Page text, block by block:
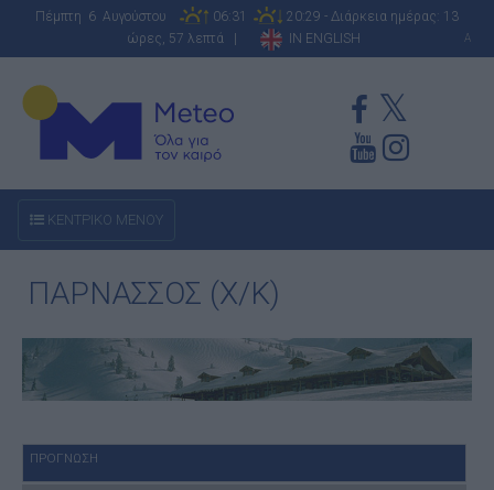
Πέμπτη 6 Αυγούστου 06:31
20:29 - Διάρκεια ημέρας: 13
ώρες, 57 λεπτά |
IN ENGLISH A
ΚΕΝΤΡΙΚΟ ΜΕΝΟΥ
ΠΑΡΝΑΣΣΟΣ (Χ/Κ)
ΠΡΟΓΝΩΣΗ